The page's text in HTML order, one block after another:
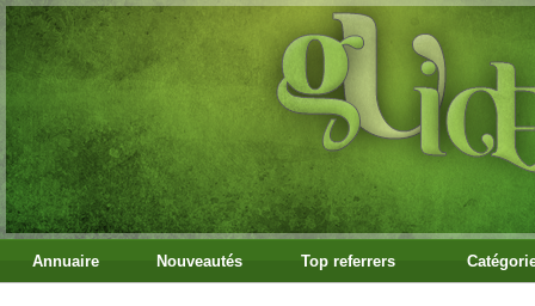
Annuaire Nouveautés Top referrers